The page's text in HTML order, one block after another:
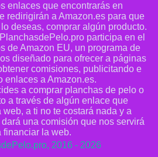
enlaces que encontrarás en
redirigirán a Amazon.es para que
deseas, comprar algún producto.
participa en el
de Amazon EU, un programa de
diseñado para ofrecer a páginas
comisiones, publicitando e
enlaces a Amazon.es.
a comprar planchas de pelo o
a través de algún enlace que
a ti no te costará nada y a
una comisión que nos servirá
financiar la web.
2016 - 2026